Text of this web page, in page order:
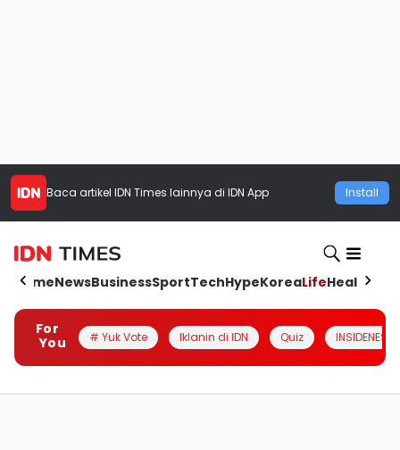
Baca artikel IDN Times lainnya di IDN App Install
HomeNewsBusinessSportTechHypeKoreaLifeHealth
For
You
# Yuk Vote Iklanin di IDN Quiz INSIDENESIA